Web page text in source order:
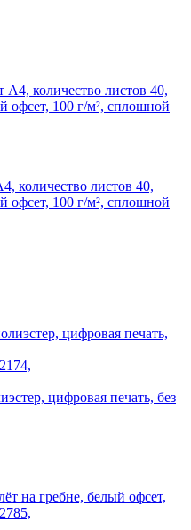
количество листов 40,
офсет, 100 г/м², сплошной
цифровая печать, без